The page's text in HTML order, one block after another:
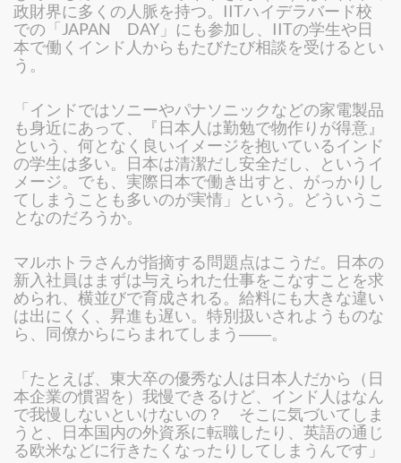
政財界に多くの人脈を持つ。IITハイデラバード校
での「JAPAN DAY」にも参加し、IITの学生や日
本で働くインド人からもたびたび相談を受けるとい
う。
「インドではソニーやパナソニックなどの家電製品
も身近にあって、『日本人は勤勉で物作りが得意』
という、何となく良いイメージを抱いているインド
の学生は多い。日本は清潔だし安全だし、というイ
メージ。でも、実際日本で働き出すと、がっかりし
てしまうことも多いのが実情」という。どういうこ
となのだろうか。
マルホトラさんが指摘する問題点はこうだ。日本の
新入社員はまずは与えられた仕事をこなすことを求
められ、横並びで育成される。給料にも大きな違い
は出にくく、昇進も遅い。特別扱いされようものな
ら、同僚からにらまれてしまう――。
「たとえば、東大卒の優秀な人は日本人だから（日
本企業の慣習を）我慢できるけど、インド人はなん
で我慢しないといけないの？ そこに気づいてしま
うと、日本国内の外資系に転職したり、英語の通じ
る欧米などに行きたくなったりしてしまうんです」